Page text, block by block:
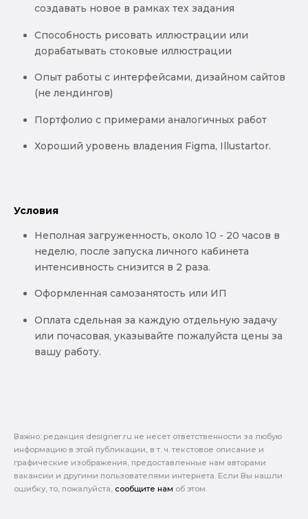
создавать новое в рамках тех задания
Способность рисовать иллюстрации или
дорабатывать стоковые иллюстрации
Опыт работы с интерфейсами, дизайном сайтов
(не лендингов)
Портфолио с примерами аналогичных работ
Хороший уровень владения Figma, Illustartor.
Условия
Неполная загруженность, около 10 - 20 часов в
неделю, после запуска личного кабинета
интенсивность снизится в 2 раза.
Оформленная самозанятость или ИП
Оплата сдельная за каждую отдельную задачу
или почасовая, указывайте пожалуйста цены за
вашу работу.
Важно: pедакция designer.ru не несет ответственности за любую
информацию в этой публикации, в т. ч. текстовое описание и
графические изображения, предоставленные нам авторами
вакансии и другими пользователями интернета. Если Вы нашли
ошибку, то, пожалуйста, сообщите нам об этом.